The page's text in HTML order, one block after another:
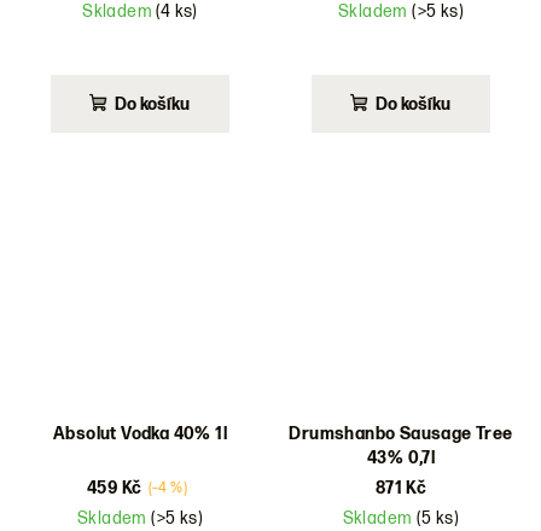
Skladem(4 ks)
Do košíku
Skladem(>5 ks)
Do košíku
Absolut Vodka 40% 1l
459 Kč (–4 %)
Skladem(>5 ks)
Drumshanbo Sausage Tree
43% 0,7l
871 Kč
Skladem (5 ks)